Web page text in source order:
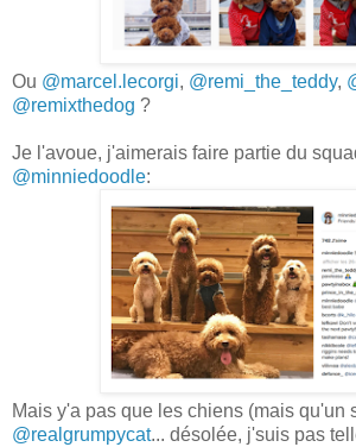
Ou @marcel.lecorgi, @remi_the_teddy,
@remixthedog ?
Je l'avoue, j'aimerais faire partie du
@minniedoodle:
Mais y'a pas que les chiens (mais qu'un
@realgrumpycat... désolée, j'suis pas